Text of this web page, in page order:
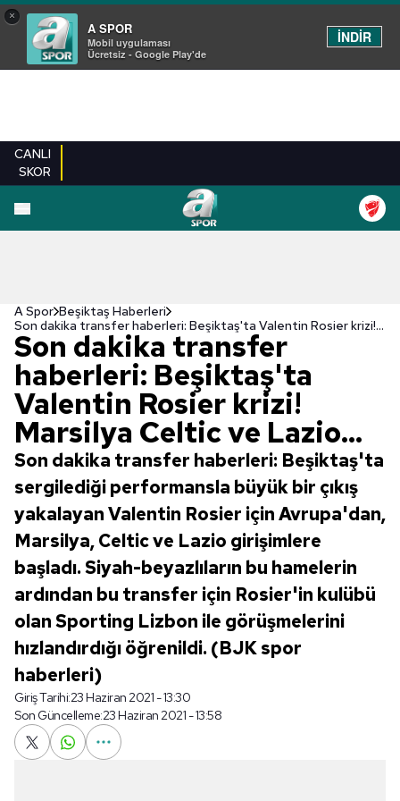
×
A SPOR
Mobil uygulaması
Ücretsiz - Google Play'de
İNDİR
CANLI
SKOR
A Spor Beşiktaş Haberleri
Son dakika transfer haberleri: Beşiktaş'ta Valentin Rosier krizi! Marsilya Celtic ve Lazio...
Son dakika transfer
haberleri: Beşiktaş'ta
Valentin Rosier krizi!
Marsilya Celtic ve Lazio...
Son dakika transfer haberleri: Beşiktaş'ta
sergilediği performansla büyük bir çıkış
yakalayan Valentin Rosier için Avrupa'dan,
Marsilya, Celtic ve Lazio girişimlere
başladı. Siyah-beyazlıların bu hamelerin
ardından bu transfer için Rosier'in kulübü
olan Sporting Lizbon ile görüşmelerini
hızlandırdığı öğrenildi. (BJK spor
haberleri)
Giriş Tarihi:23 Haziran 2021 - 13:30
Son Güncelleme:23 Haziran 2021 - 13:58